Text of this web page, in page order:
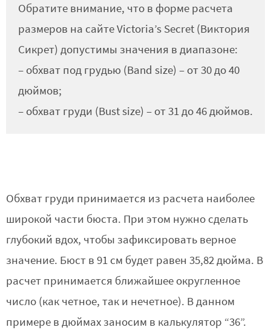
Обратите внимание, что в форме расчета
размеров на сайте Victoria’s Secret (Виктория
Сикрет) допустимы значения в диапазоне:
– обхват под грудью (Band size) – от 30 до 40
дюймов;
– обхват груди (Bust size) – от 31 до 46 дюймов.
Обхват груди принимается из расчета наиболее
широкой части бюста. При этом нужно сделать
глубокий вдох, чтобы зафиксировать верное
значение. Бюст в 91 см будет равен 35,82 дюйма. В
расчет принимается ближайшее округленное
число (как четное, так и нечетное). В данном
примере в дюймах заносим в калькулятор “36”.